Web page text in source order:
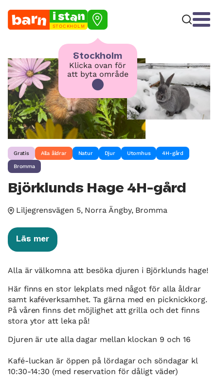
STOCKHOLM
Stockholm
Klicka ovan för
att byta område
Gratis Alla åldrar Natur Djur Utomhus 4H-gård
Bromma
Björklunds Hage 4H-gård
Liljegrensvägen 5, Norra Ängby, Bromma
Läs mer
Alla är välkomna att besöka djuren i Björklunds hage!
Här finns en stor lekplats med något för alla åldrar
samt kaféverksamhet. Ta gärna med en picknickkorg.
På våren finns det möjlighet att grilla och det finns
stora ytor att leka på!
Djuren är ute alla dagar mellan klockan 9 och 16
Kafé-luckan är öppen på lördagar och söndagar kl
10:30-14:30 (med reservation för dåligt väder)